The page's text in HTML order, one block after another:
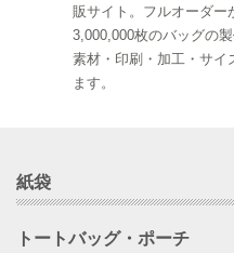
販サイト。フルオーダー
3,000,000枚のバッグの
素材・印刷・加工・サイ
ます。
紙袋
トートバッグ・ポーチ